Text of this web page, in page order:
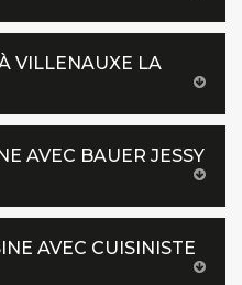
VILLENAUXE LA
AVEC BAUER JESSY
AVEC CUISINISTE